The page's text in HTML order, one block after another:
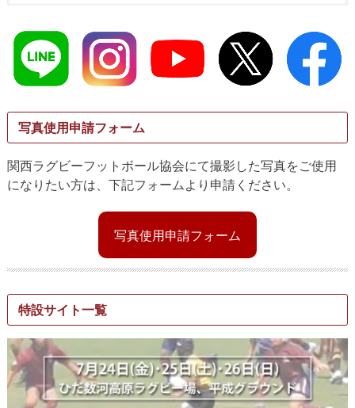
写真使用申請フォーム
関西ラグビーフットボール協会にて撮影した写真をご使用
になりたい方は、下記フォームより申請ください。
写真使用申請フォーム
特設サイト一覧